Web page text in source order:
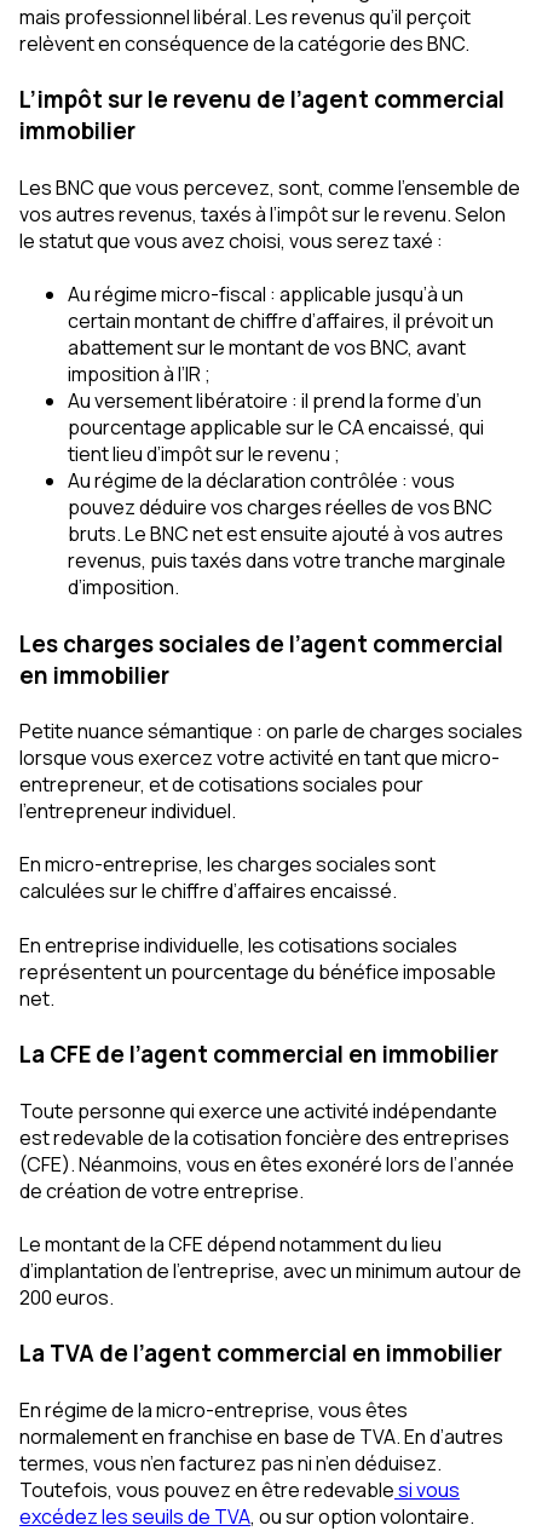
mais professionnel libéral. Les revenus qu’il perçoit
relèvent en conséquence de la catégorie des BNC.
L’impôt sur le revenu de l’agent commercial
immobilier
Les BNC que vous percevez, sont, comme l’ensemble de
vos autres revenus, taxés à l’impôt sur le revenu. Selon
le statut que vous avez choisi, vous serez taxé :
Au régime micro-fiscal : applicable jusqu’à un
certain montant de chiffre d’affaires, il prévoit un
abattement sur le montant de vos BNC, avant
imposition à l’IR ;
Au versement libératoire : il prend la forme d’un
pourcentage applicable sur le CA encaissé, qui
tient lieu d’impôt sur le revenu ;
Au régime de la déclaration contrôlée : vous
pouvez déduire vos charges réelles de vos BNC
bruts. Le BNC net est ensuite ajouté à vos autres
revenus, puis taxés dans votre tranche marginale
d’imposition.
Les charges sociales de l’agent commercial
en immobilier
Petite nuance sémantique : on parle de charges sociales
lorsque vous exercez votre activité en tant que micro-
entrepreneur, et de cotisations sociales pour
l’entrepreneur individuel.
En micro-entreprise, les charges sociales sont
calculées sur le chiffre d’affaires encaissé.
En entreprise individuelle, les cotisations sociales
représentent un pourcentage du bénéfice imposable
net.
La CFE de l’agent commercial en immobilier
Toute personne qui exerce une activité indépendante
est redevable de la cotisation foncière des entreprises
(CFE). Néanmoins, vous en êtes exonéré lors de l’année
de création de votre entreprise.
Le montant de la CFE dépend notamment du lieu
d’implantation de l’entreprise, avec un minimum autour de
200 euros.
La TVA de l’agent commercial en immobilier
En régime de la micro-entreprise, vous êtes
normalement en franchise en base de TVA. En d’autres
termes, vous n’en facturez pas ni n’en déduisez.
Toutefois, vous pouvez en être redevablesi vous
excédez les seuils de TVA, ou sur option volontaire.